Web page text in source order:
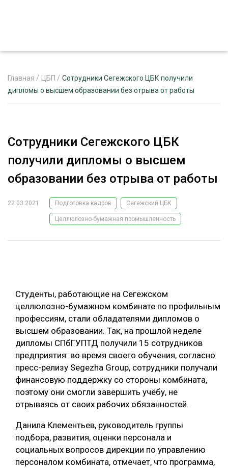
РЕКЛАМОДАТЕЛЯМ
ЛЕСНОЕ ХОЗЯЙСТВО
ЛЕСОЗАГОТОВКА
ОБРАБОТКА ДРЕВЕСИНЫ
ЛЕСОВОССТАНОВЛЕНИЕ И ЗАЩИТА
ЛОГИСТИКА
ПРОИЗВОДСТВО ДРЕВЕСНЫХ ПЛИТ
ЦБП
КОМПЛЕКСНАЯ ПЕРЕРАБОТКА
БЕЗОПАСНОЕ ПРОИЗВОДСТВО
СОРТИРОВКА ДРЕВЕСИНЫ
ТЕМАТИЧЕСКИЕ ПРОЕКТЫ
ПОДБОРКИ СТАТЕЙ
ЭКСПЕРТНОЕ МНЕНИЕ
Главная / ЦБП / Сотрудники Сегежского ЦБК получили
дипломы о высшем образовании без отрыва от работы
Сотрудники Сегежского ЦБК
получили дипломы о высшем
образовании без отрыва от работы
22.03.2021 Подготовка кадров Сегежский ЦБК
Целлюлозно-бумажная промышленность
Студенты, работающие на Сегежском
целлюлозно-бумажном комбинате по профильным
профессиям, стали обладателями дипломов о
высшем образовании. Так, на прошлой неделе
дипломы СПбГУПТД получили 15 сотрудников
предприятия: во время своего обучения, согласно
пресс-релизу Segezha Group, сотрудники получали
финансовую поддержку со стороны комбината,
поэтому они смогли завершить учёбу, не
отрываясь от своих рабочих обязанностей.
Данила Клементьев, руководитель группы
подбора, развития, оценки персонала и
социальных вопросов дирекции по управлению
персоналом комбината, отмечает, что программа,